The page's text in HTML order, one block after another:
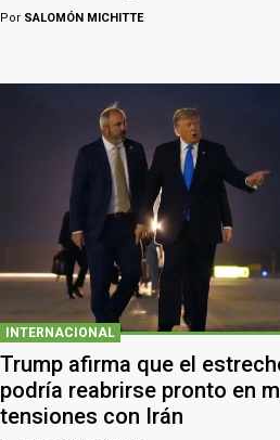
Por SALOMÓN MICHITTE
INTERNACIONAL
Trump afirma que el
podría reabrirse pronto en
tensiones con Irán